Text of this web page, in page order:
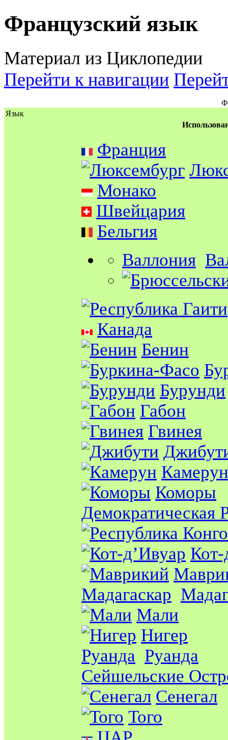
Французский язык
Материал из Циклопедии
Перейти к навигации
Язык
Франция
Монако
Швейцария
Бельгия
Валлония
Канада
Бенин
Бурунди
Габон
Гвинея
Камерун
Коморы
Демократическая
Кот-
Мадагаскар
Мали
Нигер
Руанда Руанда
Сейшельские
Сенегал
Того